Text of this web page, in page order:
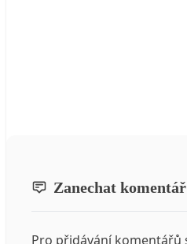
Zanechat komentář
Pro přidávání komentářů